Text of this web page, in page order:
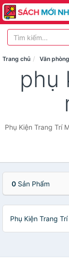
Trang chủ Văn
phụ
Phụ Kiện Trang Trí
0 Sản Phẩm
Phụ Kiện Trang